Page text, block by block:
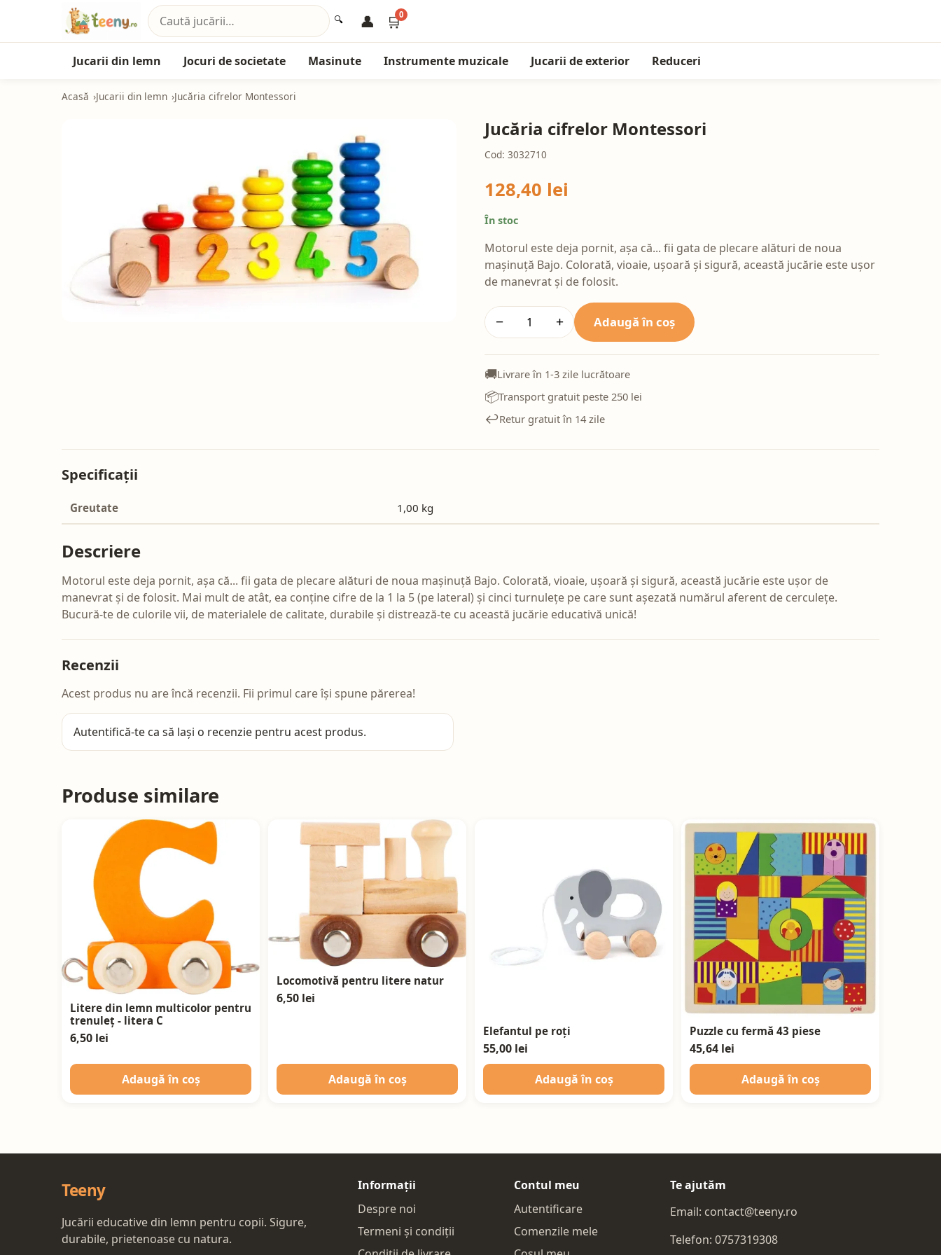
🔍 👤 🛒0
Jucarii din lemn Jocuri de societate Masinute Instrumente muzicale Jucarii de exterior Reduceri
Acasă Jucarii din lemn Jucăria cifrelor Montessori
Jucăria cifrelor Montessori
Cod: 3032710
128,40 lei
În stoc
Motorul este deja pornit, așa că... fii gata de plecare alături de noua
mașinuță Bajo. Colorată, vioaie, ușoară și sigură, această jucărie este ușor
de manevrat și de folosit.
− + Adaugă în coș
🚚Livrare în 1-3 zile lucrătoare
📦Transport gratuit peste 250 lei
↩️Retur gratuit în 14 zile
Specificații
Greutate 1,00 kg
Descriere
Motorul este deja pornit, așa că... fii gata de plecare alături de noua mașinuță Bajo. Colorată, vioaie, ușoară și sigură, această jucărie este ușor de
manevrat și de folosit. Mai mult de atât, ea conține cifre de la 1 la 5 (pe lateral) și cinci turnulețe pe care sunt așezată numărul aferent de cerculețe.
Bucură-te de culorile vii, de materialele de calitate, durabile și distrează-te cu această jucărie educativă unică!
Recenzii
Acest produs nu are încă recenzii. Fii primul care își spune părerea!
Autentifică-te ca să lași o recenzie pentru acest produs.
Produse similare
Litere din lemn multicolor pentru
trenuleț - litera C
6,50 lei
Adaugă în coș
Locomotivă pentru litere natur
6,50 lei
Adaugă în coș
Elefantul pe roți
55,00 lei
Adaugă în coș
Puzzle cu fermă 43 piese
45,64 lei
Adaugă în coș
Teeny
Jucării educative din lemn pentru copii. Sigure,
durabile, prietenoase cu natura.
Informații
Despre noi
Termeni și condiții
Contul meu
Autentificare
Comenzile mele
Te ajutăm
Email: contact@teeny.ro
Telefon:0757319308